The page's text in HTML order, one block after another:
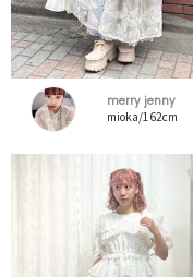
merry jenny
mioka/162cm